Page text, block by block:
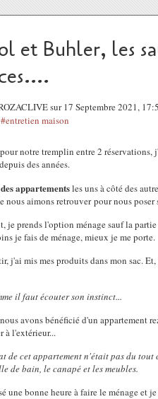
et Buhler, les
sur 17 Septembre 2021,
#entretien maison
notre tremplin entre 2 réservations,
des années.
des appartementsles uns à côté des
nous aimons retrouver pour nous poser
je prends l'option ménage sauf la
je fais de ménage, mieux je me porte.
j'ai mis mes produits dans mon sac.
il faut écouter son instinct...
avons bénéficié d'un appartement
à l'extérieur...
de cet appartement n'était pas du
de bain, le canapé et les meubles.
une bonne heure à faire le ménage et